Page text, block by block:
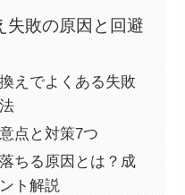
失敗の原因と回避
えでよくある失敗
点と対策7つ
ちる原因とは？成
ト解説